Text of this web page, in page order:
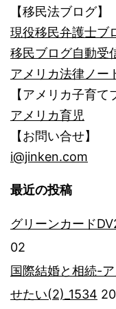
【移民法ブログ】
現役移民弁護士ブ
移民ブログ自動受
アメリカ法律ノー
【アメリカ子育て
アメリカ育児
【お問い合せ】
i@jinken.com
最近の投稿
グリーンカード
02
国際結婚と相続-
せたい(2)_1534